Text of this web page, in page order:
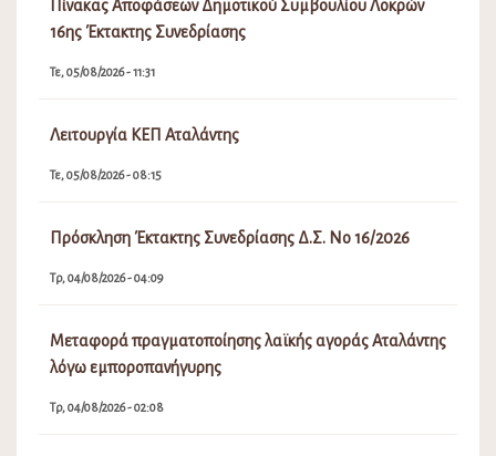
Πίνακας Αποφάσεων Δημοτικού Συμβουλίου Λοκρών
16ης Έκτακτης Συνεδρίασης
Τε, 05/08/2026 - 11:31
Λειτουργία ΚΕΠ Αταλάντης
Τε, 05/08/2026 - 08:15
Πρόσκληση Έκτακτης Συνεδρίασης Δ.Σ. Νο 16/2026
Τρ, 04/08/2026 - 04:09
Μεταφορά πραγματοποίησης λαϊκής αγοράς Αταλάντης
λόγω εμποροπανήγυρης
Τρ, 04/08/2026 - 02:08